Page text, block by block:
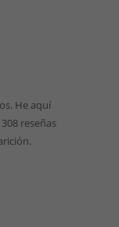
He aquí
reseñas